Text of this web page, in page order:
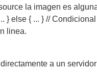
la imagen es
} else { ... } //
linea.
a un